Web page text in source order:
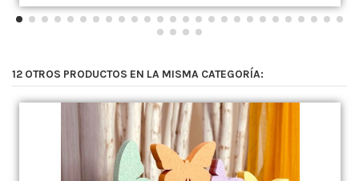
12 OTROS PRODUCTOS EN LA MISMA CATEGORÍA: